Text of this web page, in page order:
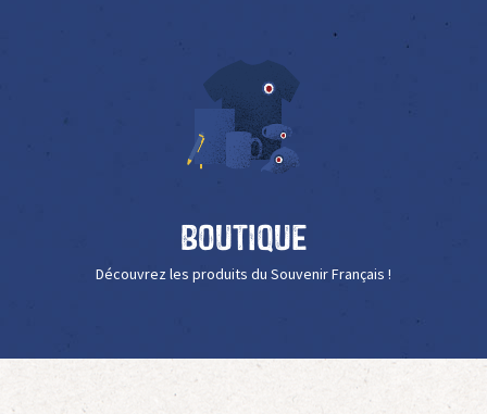
Boutique
Découvrez les produits du Souvenir Français !